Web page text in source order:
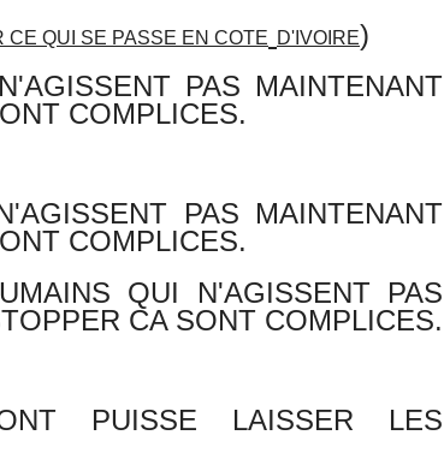
QUI SE PASSE EN COTE D'IVOIRE)
PAS MAINTENANT
COMPLICES.
PAS MAINTENANT
COMPLICES.
QUI N'AGISSENT PAS
CA SONT COMPLICES.
PUISSE LAISSER LES